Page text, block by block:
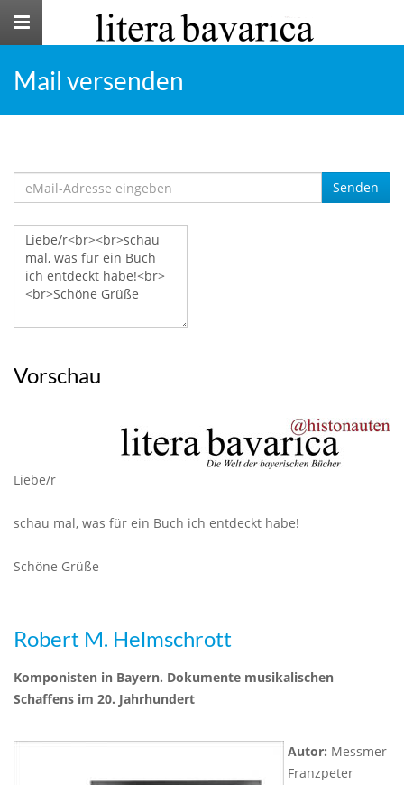
Toggle
Mail versenden
Senden
Vorschau
Liebe/r
schau mal, was für ein Buch ich entdeckt habe!
Schöne Grüße
Robert M. Helmschrott
Komponisten in Bayern. Dokumente musikalischen
Schaffens im 20. Jahrhundert
Autor: Messmer
Franzpeter